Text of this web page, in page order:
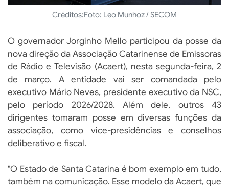
Créditos:Foto: Leo Munhoz / SECOM
O governador Jorginho Mello participou da posse da
nova direção da Associação Catarinense de Emissoras
de Rádio e Televisão (Acaert), nesta segunda-feira, 2
de março. A entidade vai ser comandada pelo
executivo Mário Neves, presidente executivo da NSC,
pelo período 2026/2028. Além dele, outros 43
dirigentes tomaram posse em diversas funções da
associação, como vice-presidências e conselhos
deliberativo e fiscal.
"O Estado de Santa Catarina é bom exemplo em tudo,
também na comunicação. Esse modelo da Acaert, que